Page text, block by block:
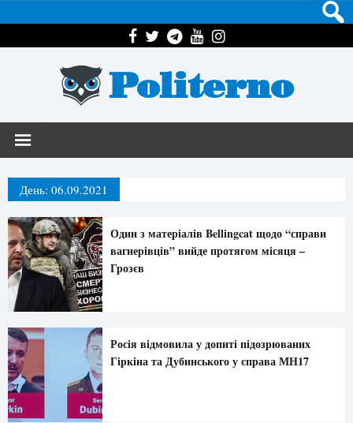
Politerno
День: 06.09.2021
Один з матеріалів Bellingcat щодо “справи
вагнерівців” вийде протягом місяця –
Грозєв
Росія відмовила у допиті підозрюваних
Гіркіна та Дубинського у справа МН17